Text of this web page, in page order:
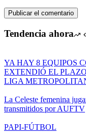
Publicar el comentario
Tendencia ahora
YA HAY 8 EQUIPOS
EXTENDIÓ EL
LIGA
La Celeste femenina
transmitidos por AUFTV
PAPI-FÚTBOL